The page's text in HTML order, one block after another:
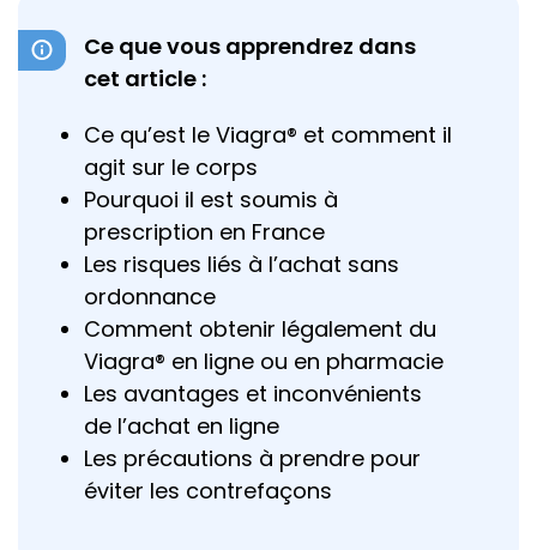
Ce que vous apprendrez dans
cet article :
Ce qu’est le Viagra® et comment il
agit sur le corps
Pourquoi il est soumis à
prescription en France
Les risques liés à l’achat sans
ordonnance
Comment obtenir légalement du
Viagra® en ligne ou en pharmacie
Les avantages et inconvénients
de l’achat en ligne
Les précautions à prendre pour
éviter les contrefaçons